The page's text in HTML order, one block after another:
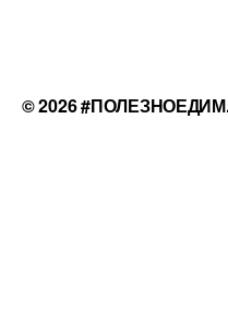
© 2026